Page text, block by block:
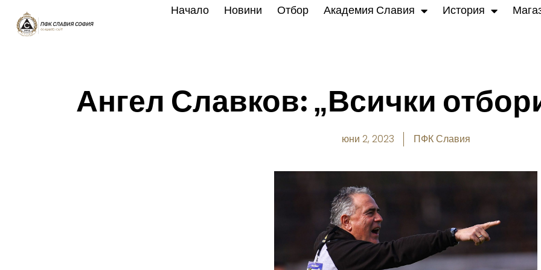
content
Начало Новини Отбор Академия Славия История
Ангел Славков: „Всички
юни 2, 2023 ПФК Славия